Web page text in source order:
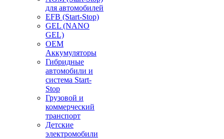
для автомобилей
EFB (Start-Stop)
GEL (NANO
GEL)
OEM
Аккумуляторы
Гибридные
автомобили и
система Start-
Stop
Грузовой и
коммерческий
транспорт
Детские
электромобили